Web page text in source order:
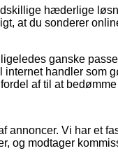
hæderlige
at du sonderer
ganske
internet handler som
af til at
annoncer. Vi har et
og modtager